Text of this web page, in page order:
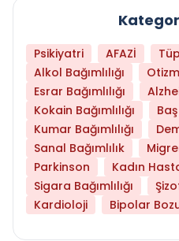
Psikiyatri AFAZİ
Alkol Bağımlılığı
Otizm
Esrar Bağımlılığı
Kokain Bağımlılığı
Kumar Bağımlılığı
Sanal Bağımlılık
Parkinson
Kadın
Sigara Bağımlılığı
Kardioloji
Bipolar